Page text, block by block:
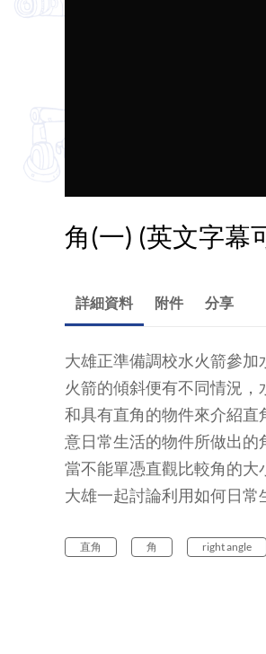
角(一) (英文字幕
詳細資料 附件 分享
大雄正準備調校水火箭參
火箭的傾斜便有不同情況
和具有直角的物件來介紹直
意日常生活的物件所做出
當不能單憑直觀比較角的大
大雄一起討論利用如何日常
直角 角 right angle